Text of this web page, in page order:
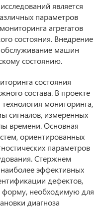
является
параметров
агрегатов
состояния. Внедрение
машин
состоянию.
состояния
состава. В проекте
мониторинга,
сигналов, измеренных
времени. Основная
ориентированных
параметров
Стержнем
эффективных
дефектов,
форму, необходимую для
диагноза